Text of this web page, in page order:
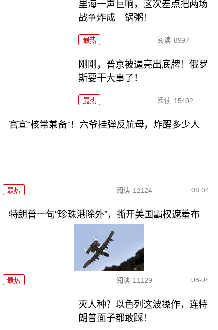
里海一声巨响，这次差点把两场
战争炸成一锅粥！
最热 阅读 8997
刚刚，普京被逼亮出底牌！俄罗
斯要干大事了！
最热 阅读 15402
官宣“核常兼备”！六爷挂弹反航母，炸醒多少人
最热 阅读 12124 08-04
特朗普一句“珍珠港除外”，撕开美国霸权遮羞布
最热 阅读 11129 08-04
灭人种？以色列这波操作，连特
朗普面子都敢踩！